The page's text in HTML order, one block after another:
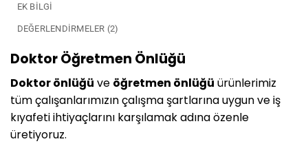
EK BILGI
DEĞERLENDIRMELER (2)
Doktor Öğretmen Önlüğü
Doktor önlüğü ve öğretmen önlüğü ürünlerimiz
tüm çalışanlarımızın çalışma şartlarına uygun ve iş
kıyafeti ihtiyaçlarını karşılamak adına özenle
üretiyoruz.